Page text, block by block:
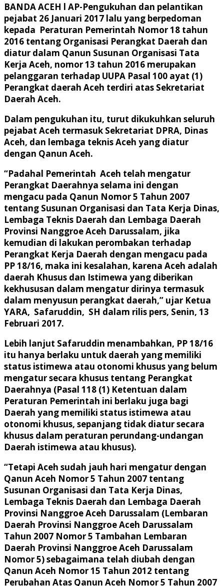
BANDA ACEH l AP-Pengukuhan dan pelantikan
pejabat 26 Januari 2017 lalu yang berpedoman
kepada Peraturan Pemerintah Nomor 18 tahun
2016 tentang Organisasi Perangkat Daerah dan
diatur dalam Qanun Susunan Organisasi Tata
Kerja Aceh, nomor 13 tahun 2016 merupakan
pelanggaran terhadap UUPA Pasal 100 ayat (1)
Perangkat daerah Aceh terdiri atas Sekretariat
Daerah Aceh.
Dalam pengukuhan itu, turut dikukuhkan seluruh
pejabat Aceh termasuk Sekretariat DPRA, Dinas
Aceh, dan lembaga teknis Aceh yang diatur
dengan Qanun Aceh.
“Padahal Pemerintah Aceh telah mengatur
Perangkat Daerahnya selama ini dengan
mengacu pada Qanun Nomor 5 Tahun 2007
tentang Susunan Organisasi dan Tata Kerja Dinas,
Lembaga Teknis Daerah dan Lembaga Daerah
Provinsi Nanggroe Aceh Darussalam, jika
kemudian di lakukan perombakan terhadap
Perangkat Kerja Daerah dengan mengacu pada
PP 18/16, maka ini kesalahan, karena Aceh adalah
daerah Khusus dan Istimewa yang diberikan
kekhususan dalam mengatur dirinya termasuk
dalam menyusun perangkat daerah,” ujar Ketua
YARA, Safaruddin, SH dalam rilis pers, Senin, 13
Februari 2017.
Lebih lanjut Safaruddin menambahkan, PP 18/16
itu hanya berlaku untuk daerah yang memiliki
status istimewa atau otonomi khusus yang belum
mengatur secara khusus tentang Perangkat
Daerahnya (Pasal 118 (1) Ketentuan dalam
Peraturan Pemerintah ini berlaku juga bagi
Daerah yang memiliki status istimewa atau
otonomi khusus, sepanjang tidak diatur secara
khusus dalam peraturan perundang-undangan
Daerah istimewa atau khusus).
“Tetapi Aceh sudah jauh hari mengatur dengan
Qanun Aceh Nomor 5 Tahun 2007 tentang
Susunan Organisasi dan Tata Kerja Dinas,
Lembaga Teknis Daerah dan Lembaga Daerah
Provinsi Nanggroe Aceh Darussalam (Lembaran
Daerah Provinsi Nanggroe Aceh Darussalam
Tahun 2007 Nomor 5 Tambahan Lembaran
Daerah Provinsi Nanggroe Aceh Darussalam
Nomor 5) sebagaimana telah diubah dengan
Qanun Aceh Nomor 15 Tahun 2012 tentang
Perubahan Atas Qanun Aceh Nomor 5 Tahun 2007